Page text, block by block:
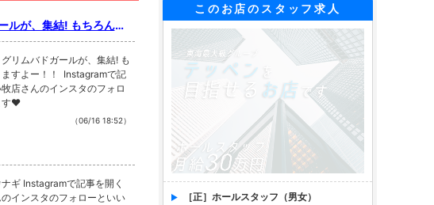
ルが、集結! もちろんバ
リムバドガールが、集結! も
すよー！！ ⁡ Instagramで記
店さんのインスタのフォロ
す❤︎
（06/16 18:52）
ギ Instagramで記事を開く
インスタのフォローといい
このお店のスタッフ求人
［正］ホールスタッフ（男女）